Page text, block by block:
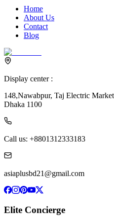
Home
About Us
Contact
Blog
Display center :
148,Nawabpur, Taj Electric
Dhaka 1100
Call us: +8801312333183
asiaplusbd21@gmail.com
Elite Concierge